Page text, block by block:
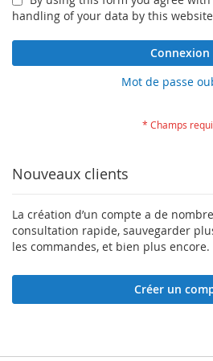
handling of your data by this
Connexion
Mot de passe
Nouveaux clients
La création d’un compte a de
consultation rapide, sauvegarder
les commandes, et bien plus encore.
Créer un